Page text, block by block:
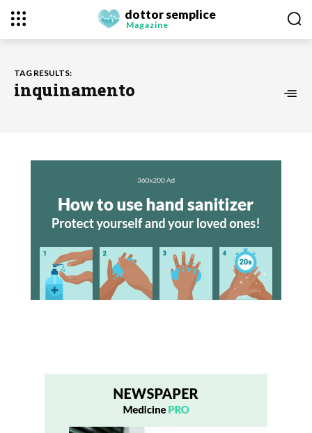
dottor semplice
Magazine
TAG RESULTS:
inquinamento